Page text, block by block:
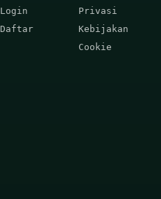
Login
Daftar
Privasi
Kebijakan
Cookie